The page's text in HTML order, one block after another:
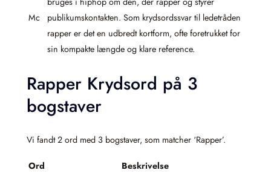
Mc
publikumskontakten. Som krydsordssvar til ledetråden
rapper er det en udbredt kortform, ofte foretrukket for
sin kompakte længde og klare reference.
Rapper Krydsord på 3
bogstaver
Vi fandt 2 ord med 3 bogstaver, som matcher ‘Rapper’.
Ord Beskrivelse